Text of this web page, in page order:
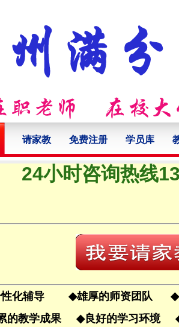
请家教 免费注册 学员库
24小时咨询热线
性化辅导 ◆雄厚的师资团队 ◆
的教学成果 ◆良好的学习环境